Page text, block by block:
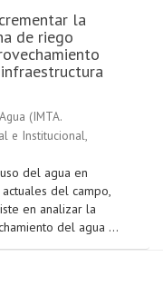
la
de riego
(IMTA.
e Institucional,
del agua en
del campo,
en analizar la
del agua ...